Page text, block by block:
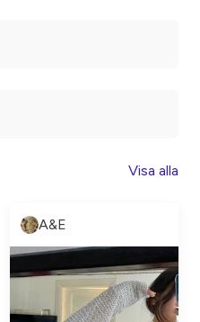
Visa alla
A&E